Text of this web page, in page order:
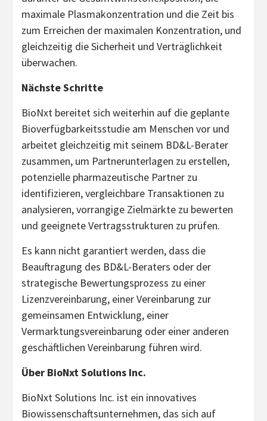
maximale Plasmakonzentration und die Zeit bis
zum Erreichen der maximalen Konzentration, und
gleichzeitig die Sicherheit und Verträglichkeit
überwachen.
Nächste Schritte
BioNxt bereitet sich weiterhin auf die geplante
Bioverfügbarkeitsstudie am Menschen vor und
arbeitet gleichzeitig mit seinem BD&L-Berater
zusammen, um Partnerunterlagen zu erstellen,
potenzielle pharmazeutische Partner zu
identifizieren, vergleichbare Transaktionen zu
analysieren, vorrangige Zielmärkte zu bewerten
und geeignete Vertragsstrukturen zu prüfen.
Es kann nicht garantiert werden, dass die
Beauftragung des BD&L-Beraters oder der
strategische Bewertungsprozess zu einer
Lizenzvereinbarung, einer Vereinbarung zur
gemeinsamen Entwicklung, einer
Vermarktungsvereinbarung oder einer anderen
geschäftlichen Vereinbarung führen wird.
Über BioNxt Solutions Inc.
BioNxt Solutions Inc. ist ein innovatives
Biowissenschaftsunternehmen, das sich auf